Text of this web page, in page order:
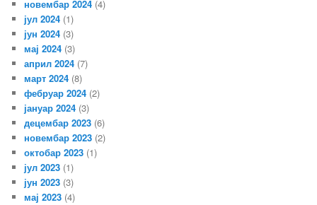
новембар 2024 (4)
јул 2024 (1)
јун 2024 (3)
мај 2024 (3)
април 2024 (7)
март 2024 (8)
фебруар 2024 (2)
јануар 2024 (3)
децембар 2023 (6)
новембар 2023 (2)
октобар 2023 (1)
јул 2023 (1)
јун 2023 (3)
мај 2023 (4)